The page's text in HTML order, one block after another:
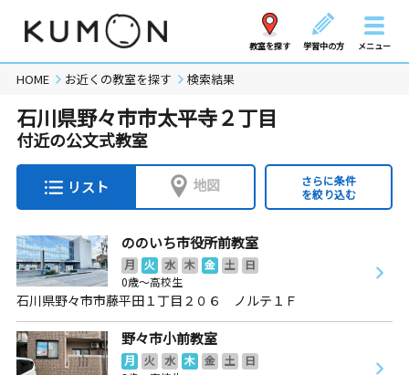
教室を探す 学習中の方 メニュー
HOME お近くの教室を探す 検索結果
石川県野々市市太平寺２丁目
付近の公文式教室
リスト 地図
さらに条件
を絞り込む
ののいち市役所前教室
月 火 水 木 金 土
日
0歳～高校生
石川県野々市市藤平田１丁目２０６ ノルテ１Ｆ
野々市小前教室
月 火 水 木 金 土
日